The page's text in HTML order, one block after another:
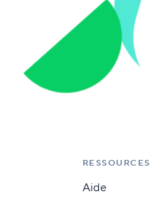
RESSOURCES
Aide